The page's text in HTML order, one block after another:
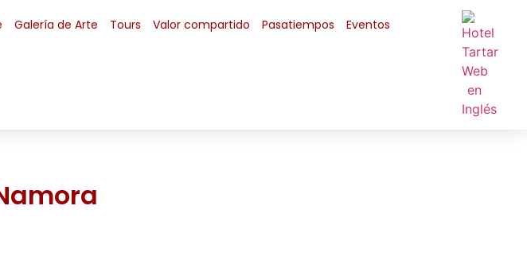
Galería de Arte Tours Valor compartido Pasatiempos Eventos